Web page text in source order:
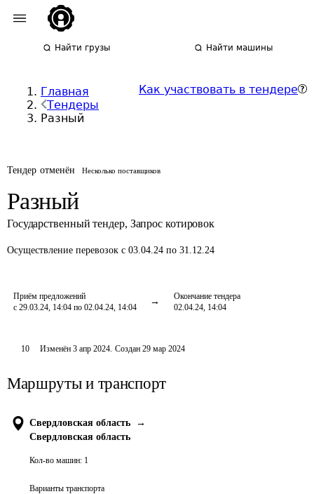
Найти грузы Найти машины
Главная
Тендеры
Разный
Как участвовать в тендере
Тендер отменён Несколько поставщиков
Разный
Государственный тендер, Запрос котировок
Осуществление перевозок с 03.04.24 по 31.12.24
Приём предложений
с 29.03.24, 14:04 по 02.04.24, 14:04
Окончание тендера
02.04.24, 14:04
10 Изменён3 апр 2024. Создан 29 мар 2024
Маршруты и транспорт
Свердловская область
→
Свердловская область
Кол-во машин: 1
Варианты транспорта